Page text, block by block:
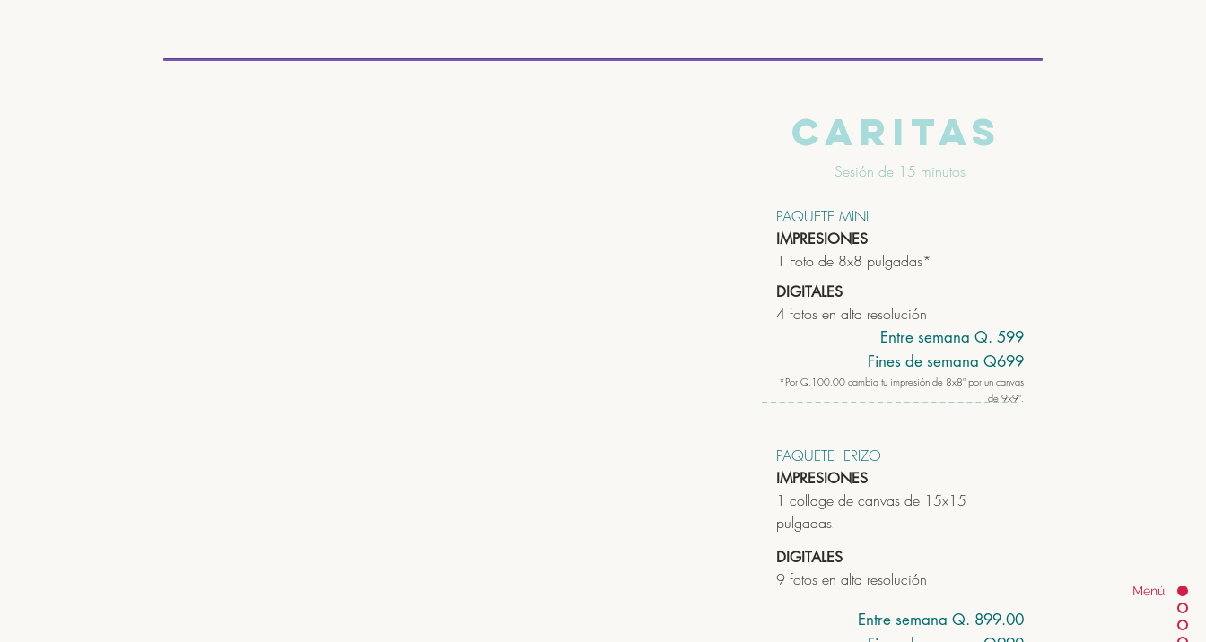
Menú
Caritas
Sesión de 15 minutos
PAQUETE MINI
IMPRESIONES
1 Foto de 8x8 pulgadas*
DIGITALES
4 fotos en alta resolución
Entre semana Q. 599
Fines de semana Q699
*Por Q.100.00 cambia tu impresión de 8x8" por un canvas
de 9x9".
PAQUETE ERIZO
IMPRESIONES
1 collage de canvas de 15x15
pulgadas.
DIGITALES
9 fotos en alta resolución
Entre semana Q. 899.00